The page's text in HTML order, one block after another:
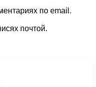
по email.
почтой.